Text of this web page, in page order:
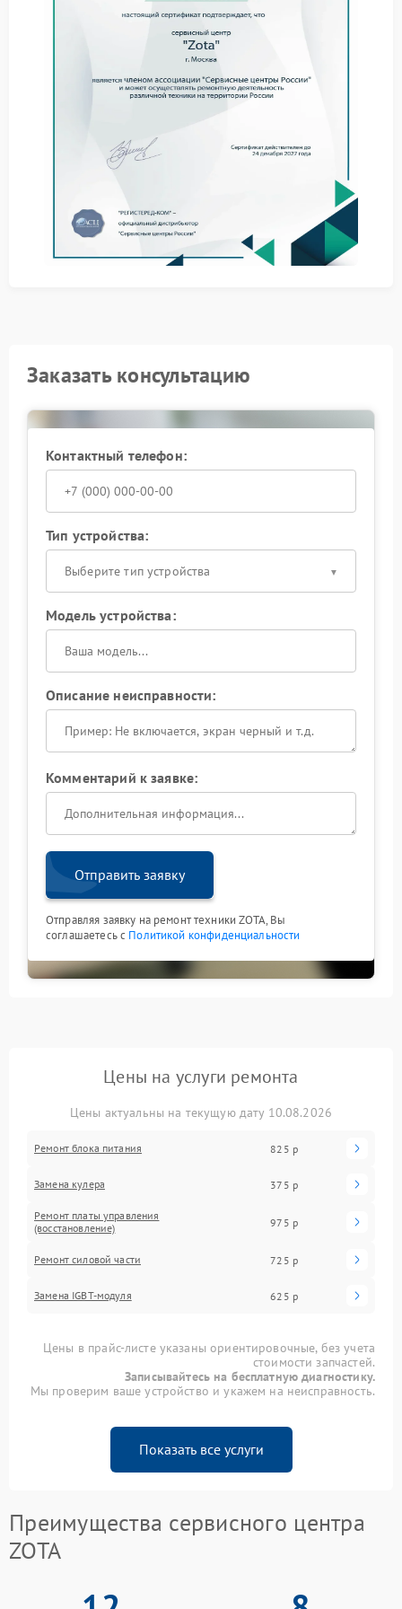
Что можно сделать
самостоятельно
Прежде чем планировать ремонт Zota, попробуйте
выполнить следующие действия:
Убедитесь, что бесперебойник установлен на
ровной и устойчивой поверхности.
Проверьте, все ли ножки или амортизаторы
Очистите вентиляционные решетки и корпус от
пыли — иногда скопление грязи нарушает баланс.
Отключите ИБП от сети и слегка покачайте корпус —
прислушайтесь, нет ли внутри незакрепленных
диагностику: проверят балансировку вентиляторов,
состояние подшипников, крепление внутренних
необходимости выполнят ремонт с заменой
точное выявление причины и восстановление
стабильной работы устройства.
Стабильность работы ИБП — залог его
долговечности и безопасности. Вибрация — не
просто шум, а признак потенциальных проблем. Не
ждите, пока неисправность усугубится: проверьте
работу бесперебойника прямо сейчас.
Заказать консультацию
Контактный телефон:
Тип устройства:
Выберите тип устройства
Модель устройства:
Описание неисправности:
Комментарий к заявке:
Отправить заявку
Отправляя заявку на ремонт техники ZOTA, Вы
соглашаетесь с Политикой конфиденциальности
Цены на услуги ремонта
Цены актуальны на текущую дату 10.08.2026
Ремонт блока питания 825 р
Замена кулера 375 р
Ремонт платы управления
(восстановление)
975 р
Ремонт силовой части 725 р
Замена IGBT-модуля 625 р
Цены в прайс-листе указаны ориентировочные, без учета
стоимости запчастей.
Записывайтесь на бесплатную диагностику.
Мы проверим ваше устройство и укажем на неисправность.
Показать все услуги
Преимущества сервисного центра
ZOTA